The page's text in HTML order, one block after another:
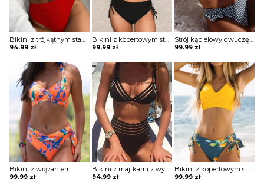
Bikini z trójkątnym stanikiem
94.99 zł
Bikini z kopertowym stanikiem sznurowane
99.99 zł
Strój kąpielowy dwuczęściowy z falbankami
99.99 zł
Bikini z wiązaniem
99.99 zł
Bikini z majtkami z wysokim stanem i stanikiem z paskami
94.99 zł
Bikini z kopertowym stanikiem sznurowane
99.99 zł